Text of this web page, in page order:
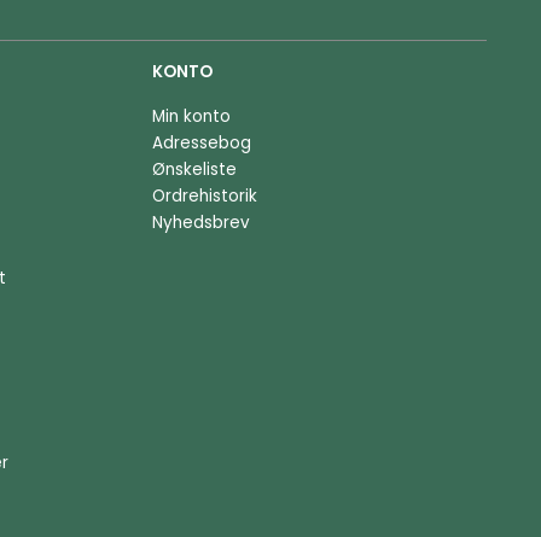
KONTO
Min konto
Adressebog
Ønskeliste
Ordrehistorik
Nyhedsbrev